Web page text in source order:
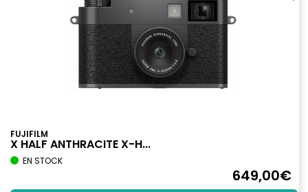
FUJIFILM
X HALF ANTHRACITE X-H...
EN STOCK
649,00€